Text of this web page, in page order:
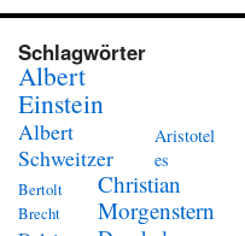
Schlagwörter
Albert
Einstein
Albert
Schweitzer
Aristotel
es
Bertolt
Brecht
Christian
Morgenstern